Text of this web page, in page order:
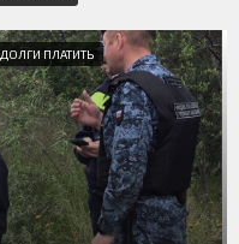
ДОЛГИ ПЛАТИТЬ